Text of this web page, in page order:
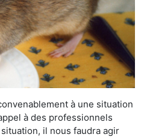
à une situation
à des professionnels
il nous faudra agir